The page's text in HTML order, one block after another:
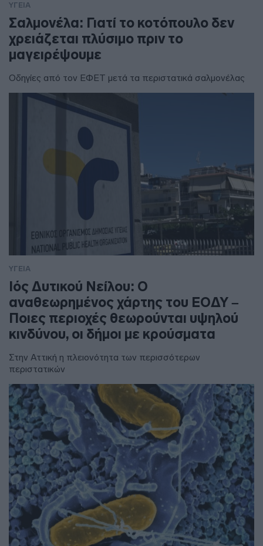
ΥΓΕΙΑ
Σαλμονέλα: Γιατί το κοτόπουλο δεν
χρειάζεται πλύσιμο πριν το
μαγειρέψουμε
Οδηγίες από τον ΕΦΕΤ μετά τα περιστατικά σαλμονέλας
ΥΓΕΙΑ
Ιός Δυτικού Νείλου: Ο
αναθεωρημένος χάρτης του ΕΟΔΥ –
Ποιες περιοχές θεωρούνται υψηλού
κινδύνου, οι δήμοι με κρούσματα
Στην Αττική η πλειονότητα των περισσότερων
περιστατικών